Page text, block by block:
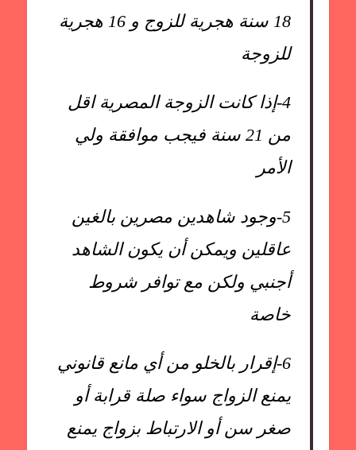
18 سنة هجرية للزوج و 16 هجرية
للزوجة
4- إذا كانت الزوجة المصرية اقل
من 21 سنة فيجب موافقة ولي
الأمر
5- وجود شاهدين مصرين بالغين
عاقلين ويمكن أن يكون الشاهد
أجنبي ولكن مع توافر شروط
خاصة
6- إقرار بالخلو من أي مانع قانوني
يمنع الزواج سواء صلة قرابة أو
صغر سن أو الارتباط بزواج يمنع